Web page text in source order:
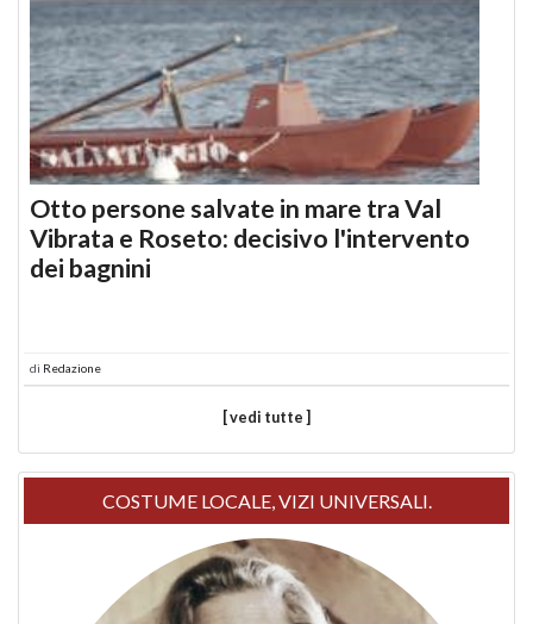
Otto persone salvate in mare tra Val
Vibrata e Roseto: decisivo l'intervento
dei bagnini
di Redazione
[ vedi tutte ]
COSTUME LOCALE, VIZI UNIVERSALI.